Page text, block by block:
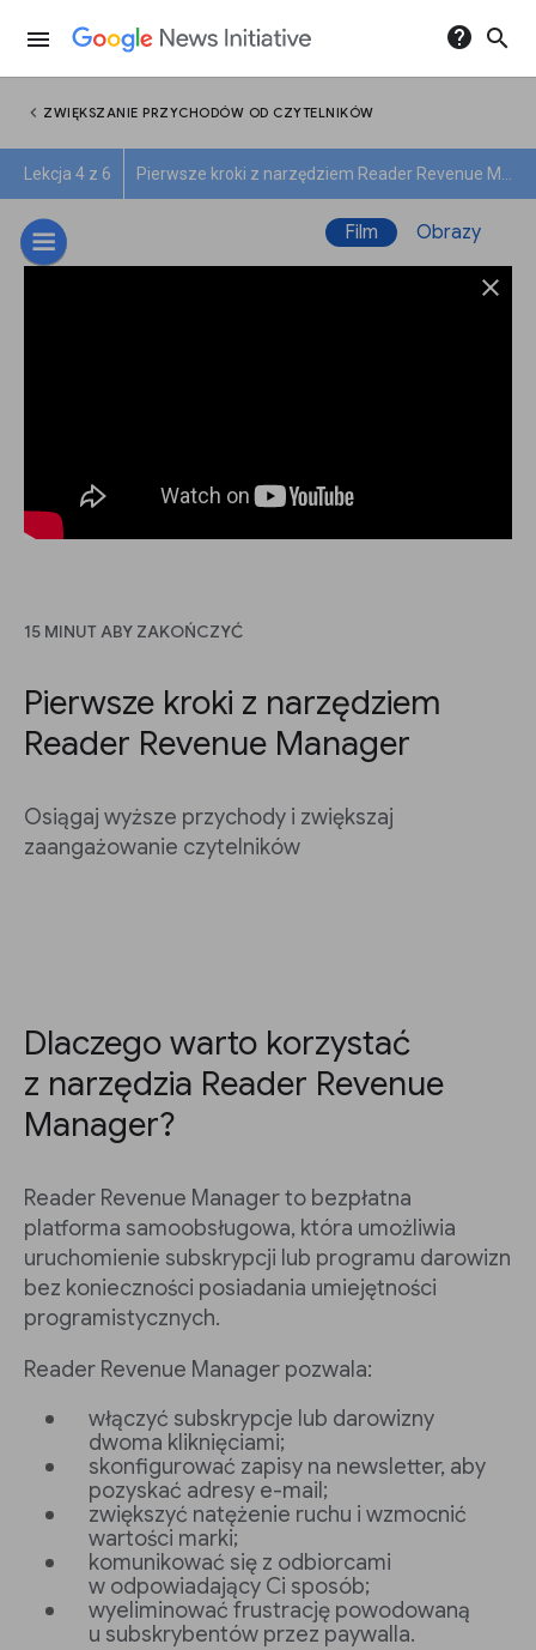
menu help search
chevron_left ZWIĘKSZANIE PRZYCHODÓW OD CZYTELNIKÓW
Lekcja 4 z 6
Film Obrazy
close
15 MINUT ABY ZAKOŃCZYĆ
Pierwsze kroki z narzędziem
Reader Revenue Manager
Osiągaj wyższe przychody i zwiększaj
zaangażowanie czytelników
Dlaczego warto korzystać
z narzędzia Reader Revenue
Manager?
Reader Revenue Manager to bezpłatna
platforma samoobsługowa, która umożliwia
uruchomienie subskrypcji lub programu darowizn
bez konieczności posiadania umiejętności
programistycznych.
Reader Revenue Manager pozwala:
włączyć subskrypcje lub darowizny
dwoma kliknięciami;
skonfigurować zapisy na newsletter, aby
pozyskać adresy e-mail;
zwiększyć natężenie ruchu i wzmocnić
wartości marki;
komunikować się z odbiorcami
w odpowiadający Ci sposób;
wyeliminować frustrację powodowaną
u subskrybentów przez paywalla.